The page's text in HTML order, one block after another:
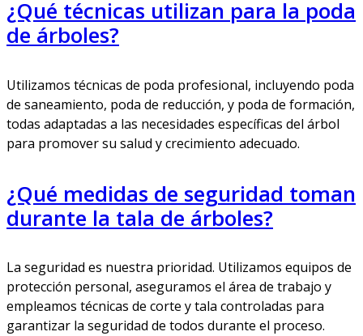
¿Qué técnicas utilizan para la poda
de árboles?
Utilizamos técnicas de poda profesional, incluyendo poda
de saneamiento, poda de reducción, y poda de formación,
todas adaptadas a las necesidades específicas del árbol
para promover su salud y crecimiento adecuado.
¿Qué medidas de seguridad toman
durante la tala de árboles?
La seguridad es nuestra prioridad. Utilizamos equipos de
protección personal, aseguramos el área de trabajo y
empleamos técnicas de corte y tala controladas para
garantizar la seguridad de todos durante el proceso.